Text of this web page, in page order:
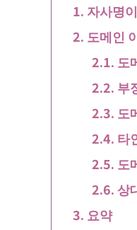
자사명
도메인
도
부
도
타
도
상
요약